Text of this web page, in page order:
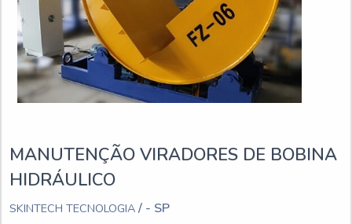
MANUTENÇÃO VIRADORES DE BOBINA
HIDRÁULICO
SKINTECH TECNOLOGIA / - SP